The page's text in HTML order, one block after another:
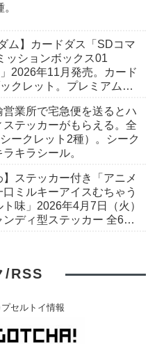
ム】カードダス「SDコマ
ッションボックス01
2026年11月発売。カード
クレット。プレミアムバ
営業所で宅急便を送るとハ
ステッカーがもらえる。全
ークレット2種）。シーク
キラシール。
】ステッカー付き「アニメ
口ミルキーアイスむちゃう
ト味」2026年4月7日（火）
ンディ型ステッカー 全6
/RSS
セルトイ情報